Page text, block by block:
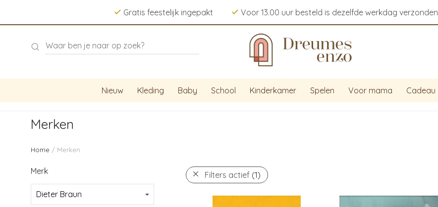
Gratis feestelijk ingepakt Voor 13.00 uur besteld is dezelfde werkdag verzonden
Nieuw Kleding Baby School Kinderkamer Spelen Voor mama Cadeau
Merken
Home / Merken
Merk Filters actief (1)